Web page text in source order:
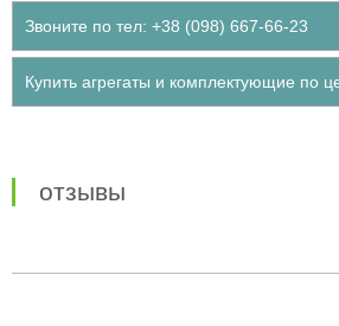
Звоните по тел: +38 (098) 667-66-23
Купить агрегаты и комплектующие по
отзывы